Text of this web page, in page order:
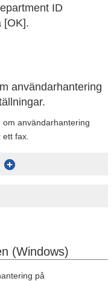
ID
[OK].
användarhantering
användarhantering
fax.
(Windows)
på